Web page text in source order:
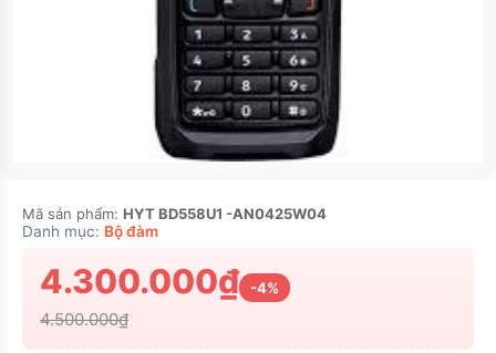
Mã sản phẩm: HYT BD558U1 -AN0425W04
Danh mục: Bộ đàm
4.300.000₫ -4%
4.500.000₫